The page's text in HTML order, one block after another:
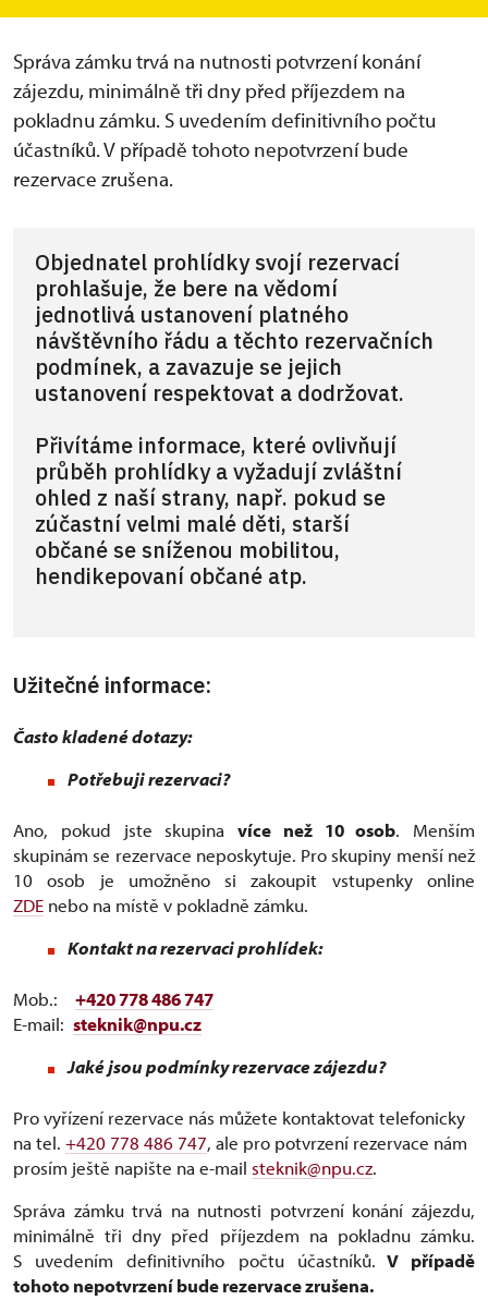
Správa zámku trvá na nutnosti potvrzení konání
zájezdu, minimálně tři dny před příjezdem na
pokladnu zámku. S uvedením definitivního počtu
účastníků. V případě tohoto nepotvrzení bude
rezervace zrušena.
Objednatel prohlídky svojí rezervací
prohlašuje, že bere na vědomí
jednotlivá ustanovení platného
návštěvního řádu a těchto rezervačních
podmínek, a zavazuje se jejich
ustanovení respektovat a dodržovat.
Přivítáme informace, které ovlivňují
průběh prohlídky a vyžadují zvláštní
ohled z naší strany, např. pokud se
zúčastní velmi malé děti, starší
občané se sníženou mobilitou,
hendikepovaní občané atp.
Užitečné informace:
Často kladené dotazy:
Potřebuji rezervaci?
Ano, pokud jste skupina více než 10 osob. Menším
skupinám se rezervace neposkytuje. Pro skupiny menší než
10 osob je umožněno si zakoupit vstupenky online
ZDE nebo na místě v pokladně zámku.
Kontakt na rezervaci prohlídek:
Mob.: +420 778 486 747
E-mail: steknik@npu.cz
Jaké jsou podmínky rezervace zájezdu?
Pro vyřízení rezervace nás můžete kontaktovat telefonicky
na tel. +420 778 486 747, ale pro potvrzení rezervace nám
prosím ještě napište na e-mail steknik@npu.cz.
Správa zámku trvá na nutnosti potvrzení konání zájezdu,
minimálně tři dny před příjezdem na pokladnu zámku.
S uvedením definitivního počtu účastníků. V případě
tohoto nepotvrzení bude rezervace zrušena.